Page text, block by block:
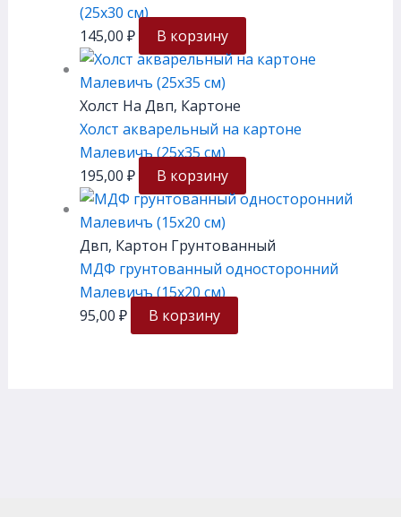
(25х30 см)
145,00 ₽ В корзину
Холст На Двп, Картоне
Холст акварельный на картоне
Малевичъ (25х35 см)
195,00 ₽ В корзину
Двп, Картон Грунтованный
МДФ грунтованный односторонний
Малевичъ (15х20 см)
95,00 ₽ В корзину